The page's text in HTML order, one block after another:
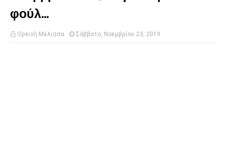
φούλ...
Ορεινή Μέλισσα Σάββατο, Νοεμβρίου 23, 2019